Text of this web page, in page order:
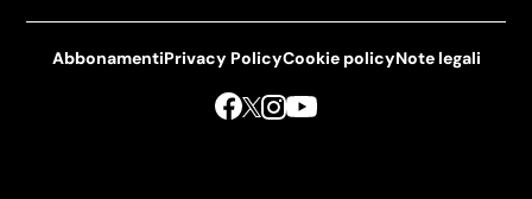
AbbonamentiPrivacy PolicyCookie policyNote legali